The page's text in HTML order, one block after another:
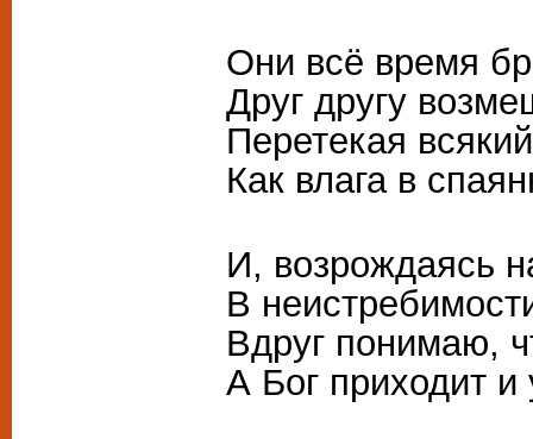
Они всё время
Друг другу
Перетекая
Как влага в
И, возрождаясь
В
Вдруг понимаю,
А Бог приходит